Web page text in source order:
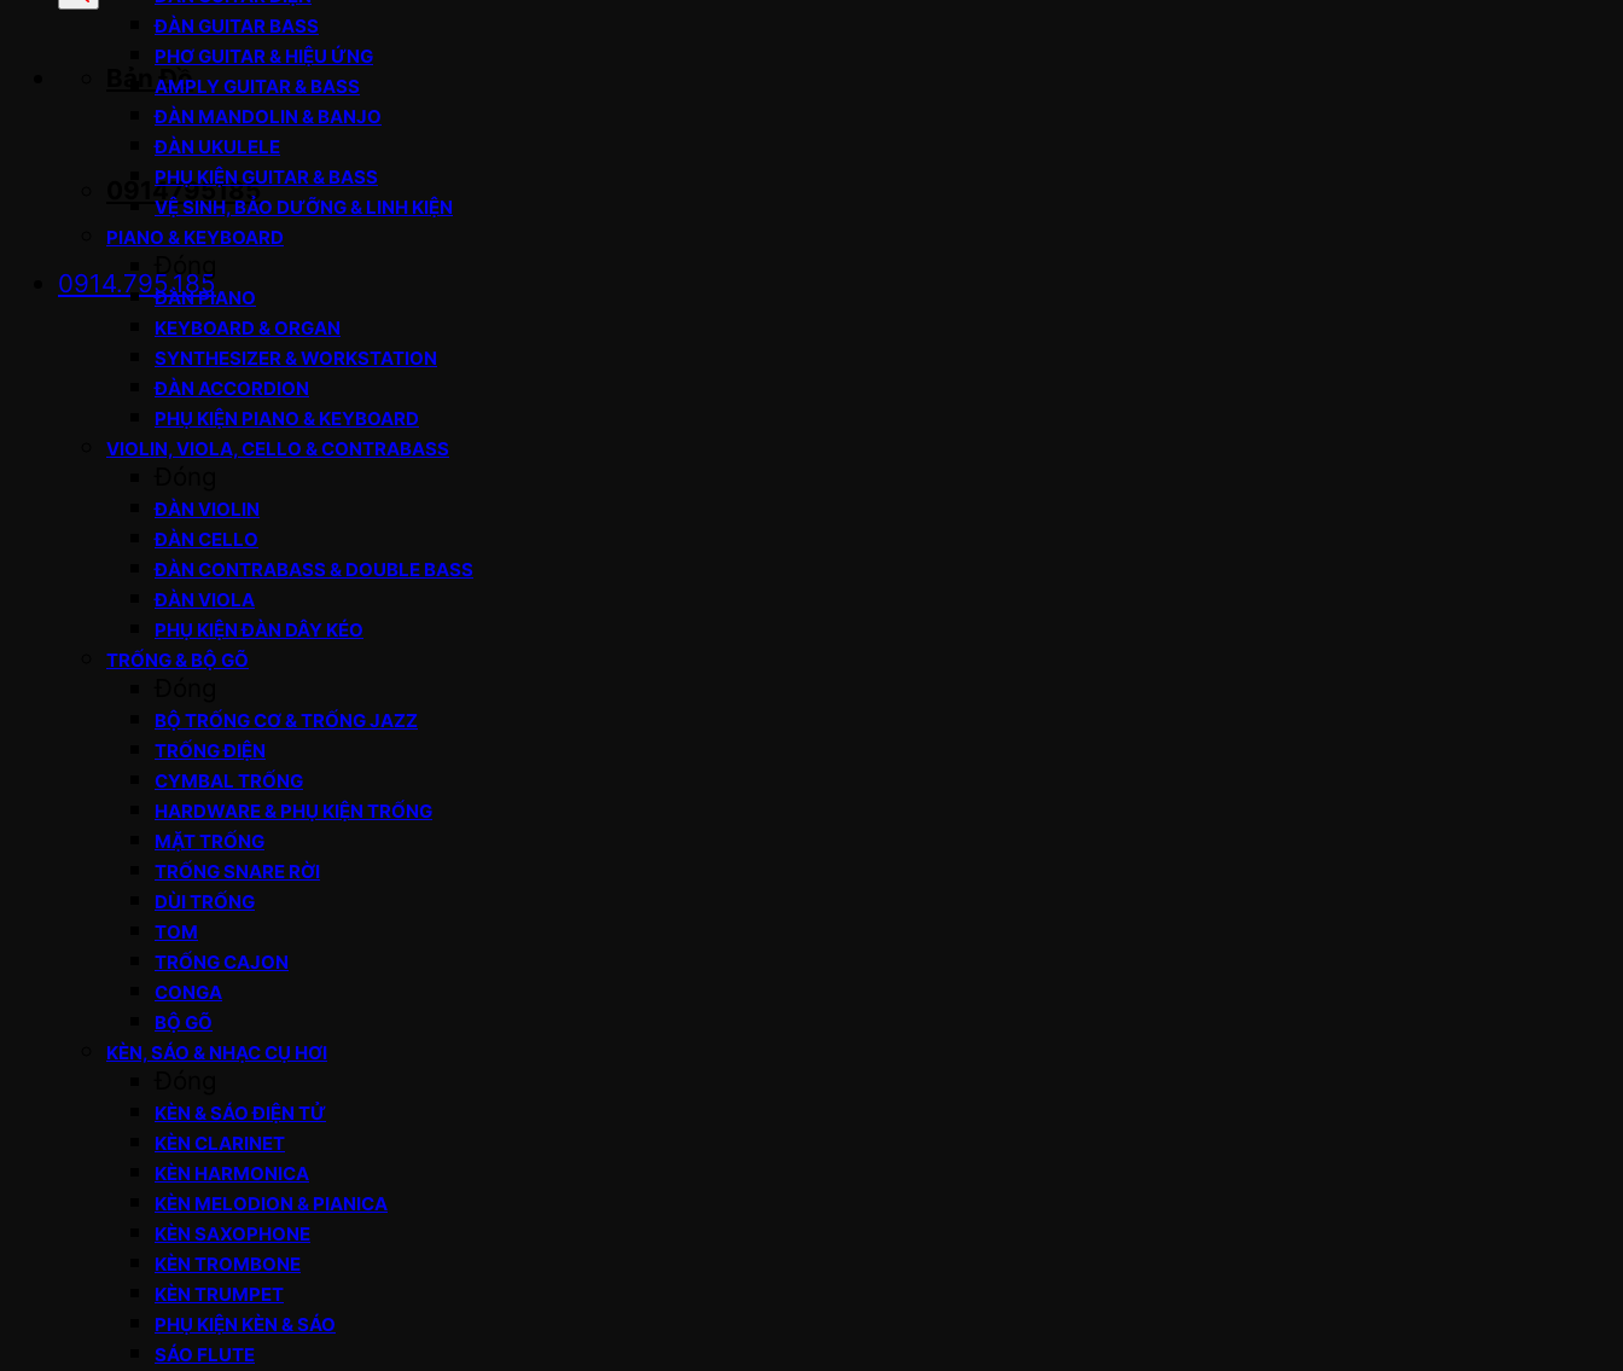
Bản Đồ
0914795185
0914.795.185
ĐÀN GUITAR BASS
PHƠ GUITAR & HIỆU ỨNG
AMPLY GUITAR & BASS
ĐÀN MANDOLIN & BANJO
ĐÀN UKULELE
PHỤ KIỆN GUITAR & BASS
VỆ SINH, BẢO DƯỠNG & LINH KIỆN
PIANO & KEYBOARD
ĐÀN PIANO
KEYBOARD & ORGAN
SYNTHESIZER & WORKSTATION
ĐÀN ACCORDION
PHỤ KIỆN PIANO & KEYBOARD
VIOLIN, VIOLA, CELLO & CONTRABASS
ĐÀN VIOLIN
ĐÀN CELLO
ĐÀN CONTRABASS & DOUBLE BASS
ĐÀN VIOLA
PHỤ KIỆN ĐÀN DÂY KÉO
TRỐNG & BỘ GÕ
BỘ TRỐNG CƠ & TRỐNG JAZZ
TRỐNG ĐIỆN
CYMBAL TRỐNG
HARDWARE & PHỤ KIỆN TRỐNG
MẶT TRỐNG
TRỐNG SNARE RỜI
DÙI TRỐNG
TOM
TRỐNG CAJON
CONGA
BỘ GÕ
KÈN, SÁO & NHẠC CỤ HƠI
KÈN & SÁO ĐIỆN TỬ
KÈN CLARINET
KÈN HARMONICA
KÈN MELODION & PIANICA
KÈN SAXOPHONE
KÈN TROMBONE
KÈN TRUMPET
PHỤ KIỆN KÈN & SÁO
SÁO FLUTE